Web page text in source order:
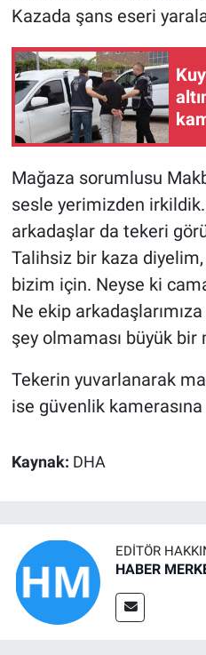
Kazada şans eseri
Mağaza sorumlusu
sesle yerimizden
arkadaşlar da tekeri
Talihsiz bir kaza
bizim için. Neyse ki
Ne ekip
şey olmaması büyük bir
Tekerin yuvarlanarak
ise güvenlik kamerasına
Kaynak: DHA
EDITÖR
HABER